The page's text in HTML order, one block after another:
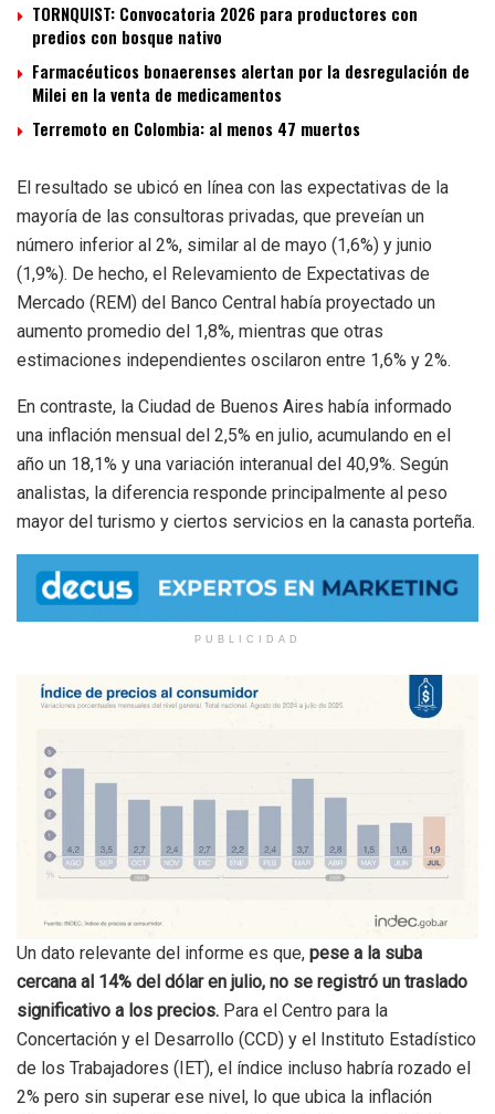
TORNQUIST: Convocatoria 2026 para productores con
predios con bosque nativo
Farmacéuticos bonaerenses alertan por la desregulación de
Milei en la venta de medicamentos
Terremoto en Colombia: al menos 47 muertos
El resultado se ubicó en línea con las expectativas de la
mayoría de las consultoras privadas, que preveían un
número inferior al 2%, similar al de mayo (1,6%) y junio
(1,9%). De hecho, el Relevamiento de Expectativas de
Mercado (REM) del Banco Central había proyectado un
aumento promedio del 1,8%, mientras que otras
estimaciones independientes oscilaron entre 1,6% y 2%.
En contraste, la Ciudad de Buenos Aires había informado
una inflación mensual del 2,5% en julio, acumulando en el
año un 18,1% y una variación interanual del 40,9%. Según
analistas, la diferencia responde principalmente al peso
mayor del turismo y ciertos servicios en la canasta porteña.
PUBLICIDAD
Un dato relevante del informe es que, pese a la suba
cercana al 14% del dólar en julio, no se registró un traslado
significativo a los precios. Para el Centro para la
Concertación y el Desarrollo (CCD) y el Instituto Estadístico
de los Trabajadores (IET), el índice incluso habría rozado el
2% pero sin superar ese nivel, lo que ubica la inflación